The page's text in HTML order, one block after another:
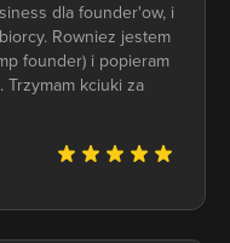
dla founder'ow, i
Rowniez jestem
founder) i popieram
kciuki za